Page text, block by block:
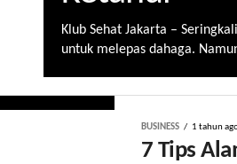
Klub Sehat Jakarta –
untuk melepas dahaga.
BUSINESS 1 tahun
7 Tips